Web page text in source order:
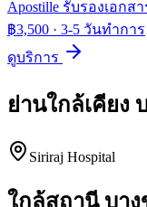
Apostille รับรองเอกส
฿3,500 · 3-5 วันทำการ
ดูบริการ
ย่านใกล้เคียง
Siriraj Hospital
ใกล้สถานี บา